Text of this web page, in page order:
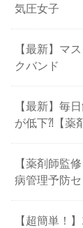
気圧女子
【最新】マ
クバンド
【最新】毎
が低下⁈【薬
【薬剤師監
病管理予防
【超簡単